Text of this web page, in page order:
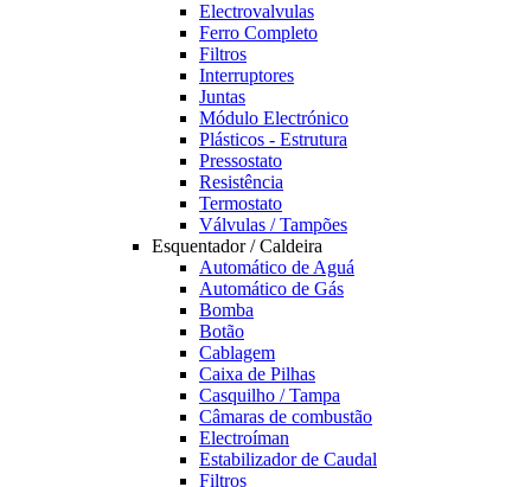
Electrovalvulas
Ferro Completo
Filtros
Interruptores
Juntas
Módulo Electrónico
Plásticos - Estrutura
Pressostato
Resistência
Termostato
Válvulas / Tampões
Esquentador / Caldeira
Automático de Aguá
Automático de Gás
Bomba
Botão
Cablagem
Caixa de Pilhas
Casquilho / Tampa
Câmaras de combustão
Electroíman
Estabilizador de Caudal
Filtros